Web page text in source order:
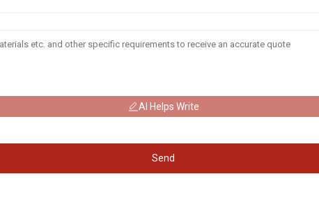
AI Helps Write
Send